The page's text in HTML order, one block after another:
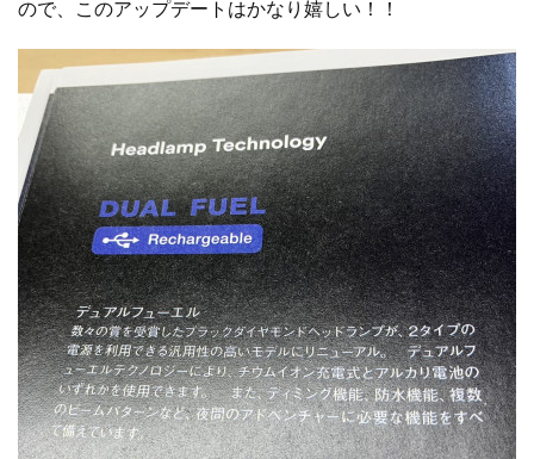
ので、このアップデートはかなり嬉しい！！